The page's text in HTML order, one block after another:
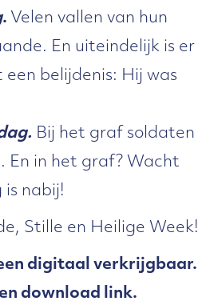
. Velen vallen van hun
En uiteindelijk is er
belijdenis: Hij was
Bij het graf soldaten
En in het graf? Wacht
nabij!
Stille en Heilige Week!
digitaal verkrijgbaar.
download link.